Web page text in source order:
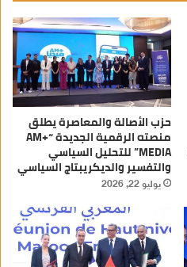
حزب الأصالة والمعاصرة يطلق
منصته الرقمية الجديدة “AM+
MEDIA” للتحليل السياسي
والتفسير والديكريبتاج السياسي
يوليو 22, 2026